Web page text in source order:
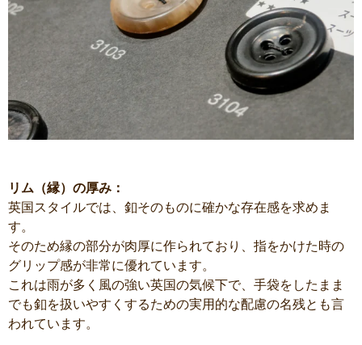
リム（縁）の厚み：
英国スタイルでは、釦そのものに確かな存在感を求めま
す。
そのため縁の部分が肉厚に作られており、指をかけた時の
グリップ感が非常に優れています。
これは雨が多く風の強い英国の気候下で、手袋をしたまま
でも釦を扱いやすくするための実用的な配慮の名残とも言
われています。